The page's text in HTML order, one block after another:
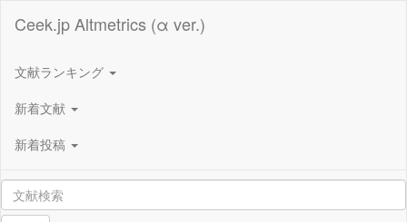
Ceek.jp Altmetrics (α ver.)
文献ランキング
新着文献
新着投稿